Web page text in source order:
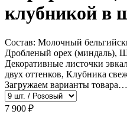
клубникой в
Состав: Молочный
Дробленый орех (миндаль),
Декоративные листочки
двух оттенков, Клубника
Загружаем варианты товара…
7 900 ₽